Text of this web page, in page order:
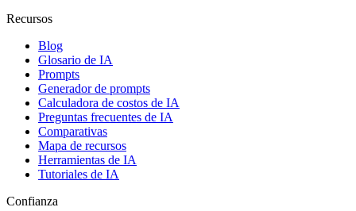
Recursos
Blog
Glosario de IA
Prompts
Generador de prompts
Calculadora de costos de IA
Preguntas frecuentes de IA
Comparativas
Mapa de recursos
Herramientas de IA
Tutoriales de IA
Confianza